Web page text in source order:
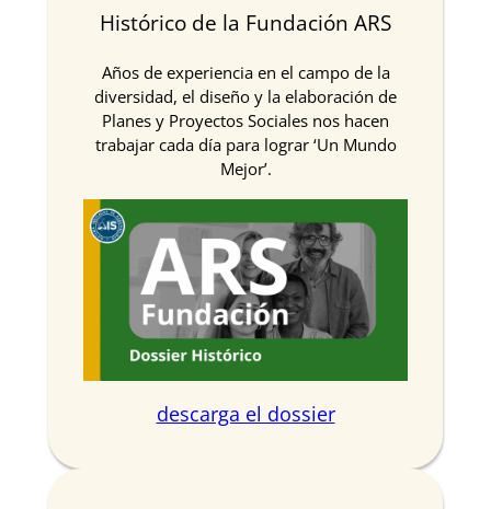
Histórico de la Fundación ARS
Años de experiencia en el campo de la
diversidad, el diseño y la elaboración de
Planes y Proyectos Sociales nos hacen
trabajar cada día para lograr ‘Un Mundo
Mejor’.
descarga el dossier